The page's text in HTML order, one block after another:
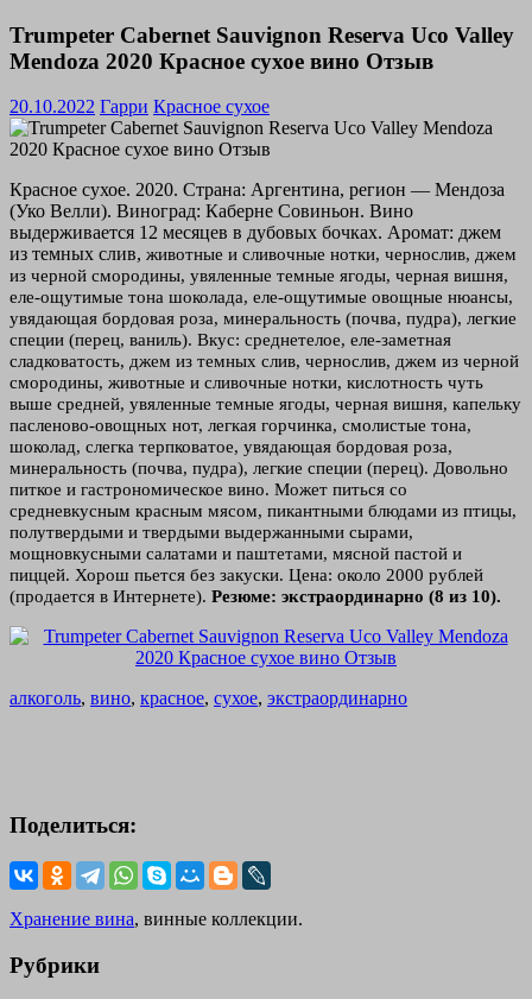
Trumpeter Cabernet Sauvignon Reserva Uco Valley
Mendoza 2020 Красное сухое вино Отзыв
20.10.2022 Гарри Красное сухое
Красное сухое. 2020. Страна: Аргентина, регион — Мендоза
(Уко Велли). Виноград: Каберне Совиньон. Вино
выдерживается 12 месяцев в дубовых бочках. Аромат: джем
из темных слив, животные и сливочные нотки, чернослив, джем
из черной смородины, увяленные темные ягоды, черная вишня,
еле-ощутимые тона шоколада, еле-ощутимые овощные нюансы,
увядающая бордовая роза, минеральность (почва, пудра), легкие
специи (перец, ваниль). Вкус: среднетелое, еле-заметная
сладковатость, джем из темных слив, чернослив, джем из черной
смородины, животные и сливочные нотки, кислотность чуть
выше средней, увяленные темные ягоды, черная вишня, капельку
пасленово-овощных нот, легкая горчинка, смолистые тона,
шоколад, слегка терпковатое, увядающая бордовая роза,
минеральность (почва, пудра), легкие специи (перец). Довольно
питкое и гастрономическое вино. Может питься со
средневкусным красным мясом, пикантными блюдами из птицы,
полутвердыми и твердыми выдержанными сырами,
мощновкусными салатами и паштетами, мясной пастой и
пиццей. Хорош пьется без закуски. Цена: около 2000 рублей
(продается в Интернете). Резюме: экстраординарно (8 из 10).
алкоголь, вино, красное, сухое, экстраординарно
Поделиться:
Хранение вина, винные коллекции.
Рубрики